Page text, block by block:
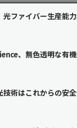
光ファイバー生産能
、無色透明な有
技術はこれからの安